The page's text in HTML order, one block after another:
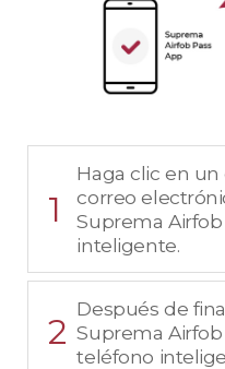
1
Haga clic en
correo
Suprema
inteligente.
2
Después de
Suprema Airfob
teléfono